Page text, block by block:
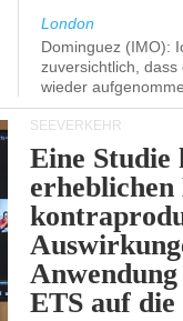
London
Dominguez (IMO):
zuversichtlich,
wieder
SEEVERKEHR
Eine Studie
ETS auf die